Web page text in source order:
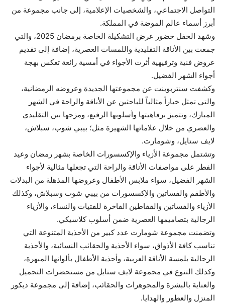
التواصل الاجتماعي، والشخصيات الإعلامية، إلى جانب مجموعة من
أبرز أسماء عالم الموضة في المملكة.
وشهد الحفل حضور عرض التشكيلة الخاصة برمضان 2025، والتي
جمعت بين الأناقة التقليدية واللمسات العصرية، إضافة إلى تقديم
عروض فنية وترفيهية أثرت الأجواء في أمسية رائعة تعكس بهجة
أجواء الشهر الفضيل.
وكشفت سنتربوينت عن مجموعتها الجديدة وعروضه الرمضانية،
والتي تمثل خياراً مثالياً للباحثين عن الأناقة والراحة في الشهر
المبارك، وتتميز برفاهيتها وأسلوبها الرفيع، ومزجها بين التقليدي
والعصري من خلال علاماتها الشهيرة مثل؛ بيبي شوب، سبلاش،
لايف ستايل، وشومارت.
وتشتمل مجموعة الأزياء والإكسسورات الخاصة بشهر رمضان وعيد
الفطر على مواصفات الأناقة والراحة التي تجعلها مثالية لأجواء
الشهر الفضيل، سواء ملابس الأطفال وعروضها المذهلة من البدلات
والأطقم والفساتين والإكسسورات من بيبي شوب وسبلاش، وكذلك
الأزياء والفساتين والقفاطين الفاخرة للفتيات والنساء، والأزياء
الرجالية بتصاميمها العصرية ضمن أسلوب كلاسيكي.
وتضمنت مجموعة شومارت عدد كبير من الأحذية المتنوعة التي
تناسب كافة الأذواق، سواء الأحذية والحقائب النسائية، والأحذية
الرجالية بلمسة الأناقة العربية، وأحذية الأطفال بألوانها المبهرة،
وكذلك التنوع في مجموعة لايف ستايل من مستحضرات التجميل
والعناية بالبشرة والمجوهرات والحقائب، إضافة إلى مجموعة ديكور
المنزل والعطور والهدايا.